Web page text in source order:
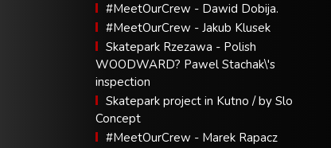
#MeetOurCrew - Dawid Dobija.
#MeetOurCrew - Jakub Klusek
Skatepark Rzezawa - Polish
WOODWARD? Pawel Stachak\'s
inspection
Skatepark project in Kutno / by Slo
Concept
#MeetOurCrew - Marek Rapacz